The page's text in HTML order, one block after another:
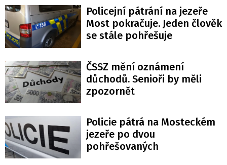
Policejní pátrání na jezeře
Most pokračuje. Jeden člověk
se stále pohřešuje
ČSSZ mění oznámení
důchodů. Senioři by měli
zpozornět
Policie pátrá na Mosteckém
jezeře po dvou
pohřešovaných